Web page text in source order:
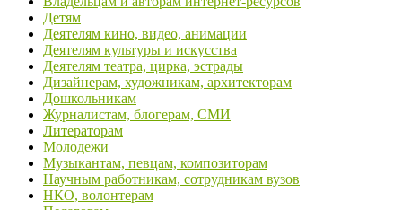
Детям
Деятелям кино, видео, анимации
Деятелям культуры и искусства
Деятелям театра, цирка, эстрады
Дизайнерам, художникам, архитекторам
Дошкольникам
Журналистам, блогерам, СМИ
Литераторам
Молодежи
Музыкантам, певцам, композиторам
Научным работникам, сотрудникам вузов
НКО, волонтерам